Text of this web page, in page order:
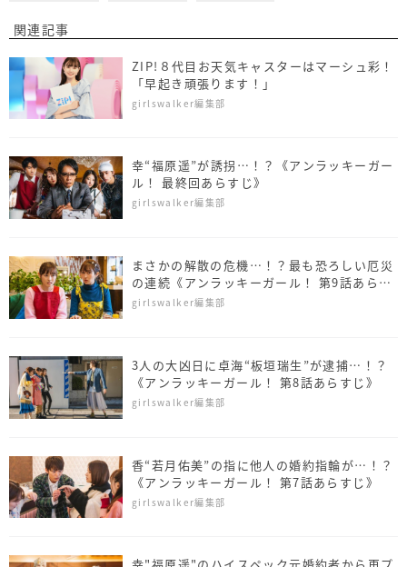
関連記事
ZIP!８代目お天気キャスターはマーシュ彩！
「早起き頑張ります！」
girlswalker編集部
幸“福原遥”が誘拐…！？《アンラッキーガー
ル！ 最終回あらすじ》
girlswalker編集部
まさかの解散の危機…！？最も恐ろしい厄災
の連続《アンラッキーガール！ 第9話あらす
じ》
girlswalker編集部
3人の大凶日に卓海“板垣瑞生”が逮捕…！？
《アンラッキーガール！ 第8話あらすじ》
girlswalker編集部
香“若月佑美”の指に他人の婚約指輪が…！？
《アンラッキーガール！ 第7話あらすじ》
girlswalker編集部